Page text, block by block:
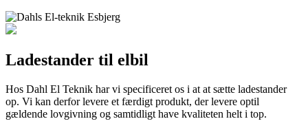
Ladestander til elbil
Hos Dahl El Teknik har vi specificeret os i at at sætte ladestander
op. Vi kan derfor levere et færdigt produkt, der levere optil
gældende lovgivning og samtidligt have kvaliteten helt i top.